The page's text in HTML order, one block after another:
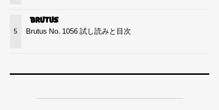
5 Brutus No. 1056 試し読みと目次